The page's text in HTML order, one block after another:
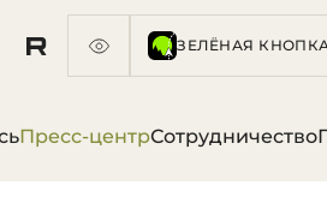
ЗЕЛЁНАЯ
Пресс-центрСотрудничество